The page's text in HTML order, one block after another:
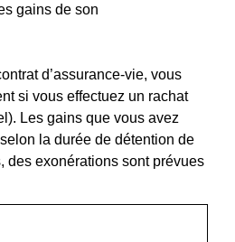
gains de son
d’assurance-vie, vous
si vous effectuez un rachat
Les gains que vous avez
la durée de détention de
des exonérations sont prévues